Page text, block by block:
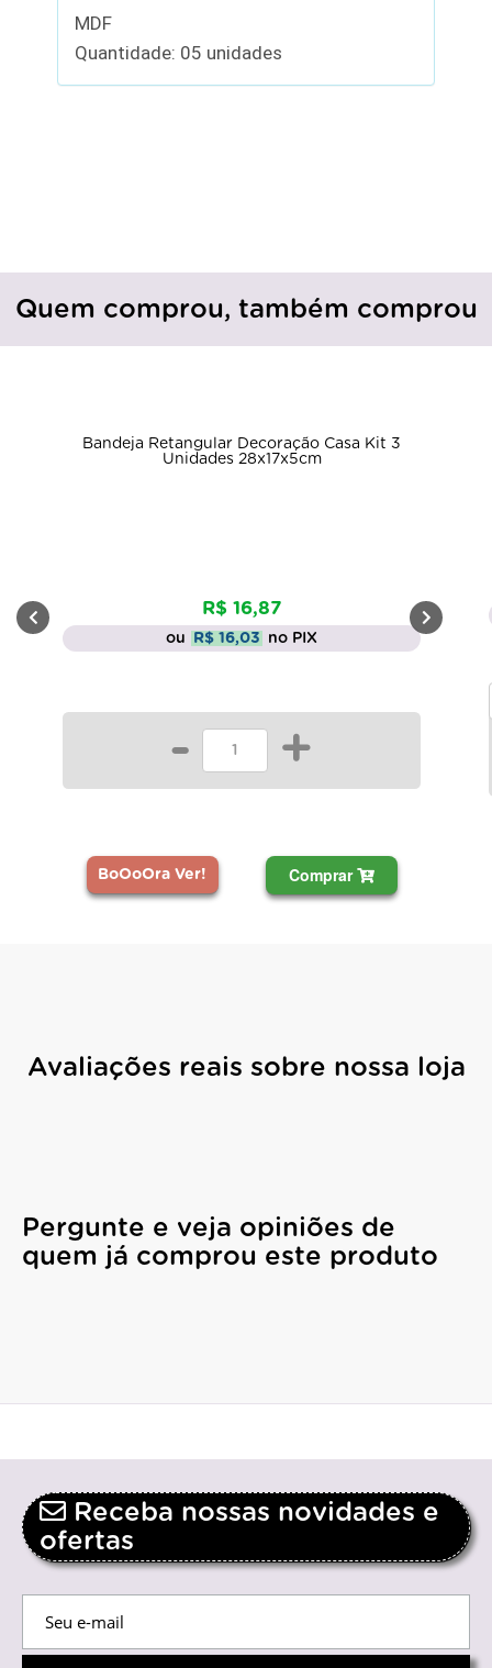
MDF
Quantidade: 05 unidades
Quem comprou, também comprou
Bandeja Retangular Decoração Casa Kit 3
Unidades 28x17x5cm
R$ 16,87
ou R$ 16,03 no PIX
- +
BoOoOra Ver! Comprar
Avaliações reais sobre nossa loja
Pergunte e veja opiniões de
quem já comprou este produto
Receba nossas novidades e
ofertas